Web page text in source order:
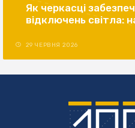
Як черкасці
відключень світла:
29 ЧЕРВНЯ 2026